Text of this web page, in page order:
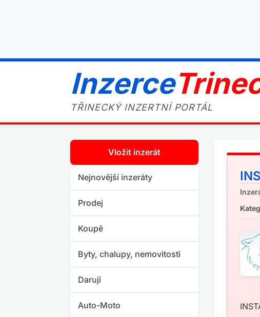
Inzerce
TŘINECKÝ INZERTNÍ PORTÁL
Vložit inzerát
Nejnovější inzeráty
Prodej
Koupě
Byty, chalupy, nemovitosti
Daruji
Auto-Moto